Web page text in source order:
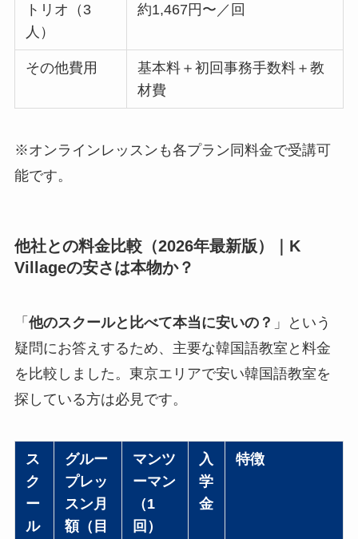
トリオ（3
人）
約1,467円〜／回
その他費用
基本料＋初回事務手数料＋教
材費
※オンラインレッスンも各プラン同料金で受講可
能です。
他社との料金比較（2026年最新版）｜K
Villageの安さは本物か？
「 他のスクールと比べて本当に安いの？ 」という
疑問にお答えするため、主要な韓国語教室と料金
を比較しました。東京エリアで安い韓国語教室を
探している方は必見です。
ス
ク
ー
ル
グルー
プレッ
スン月
額（目
マンツ
ーマン
（1
回）
入
学
金
特徴